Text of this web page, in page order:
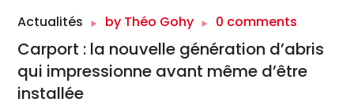
Actualités by Théo Gohy 0 comments
Carport : la nouvelle génération d’abris
qui impressionne avant même d’être
installée